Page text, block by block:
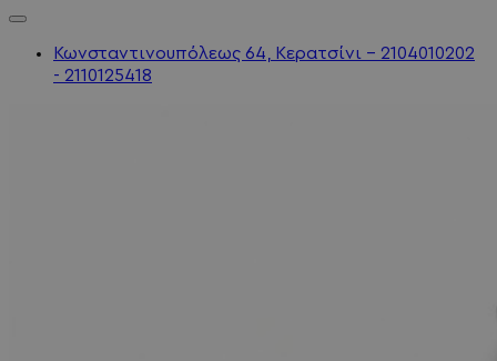
Κωνσταντινουπόλεως 64, Κερατσίνι - 2104010202
- 2110125418